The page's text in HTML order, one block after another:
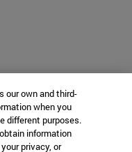
our own and third-
when you
different purposes.
information
privacy, or